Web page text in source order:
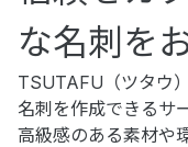
な名刺を
TSUTAFU（ツタウ
名刺を作成できるサ
高級感のある素材や